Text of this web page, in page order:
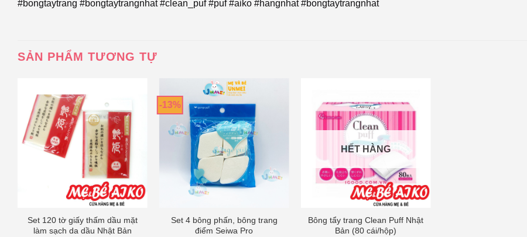
#bongtaytrang #bongtaytrangnhat #clean_puf #puf #aiko #hangnhat #bongtaytrangnhat
SẢN PHẨM TƯƠNG TỰ
Set 120 tờ giấy thấm dầu mặt
làm sạch da dầu Nhật Bản
-13%
Set 4 bông phấn, bông trang
điểm Seiwa Pro
HẾT HÀNG
Bông tẩy trang Clean Puff Nhật
Bản (80 cái/hộp)